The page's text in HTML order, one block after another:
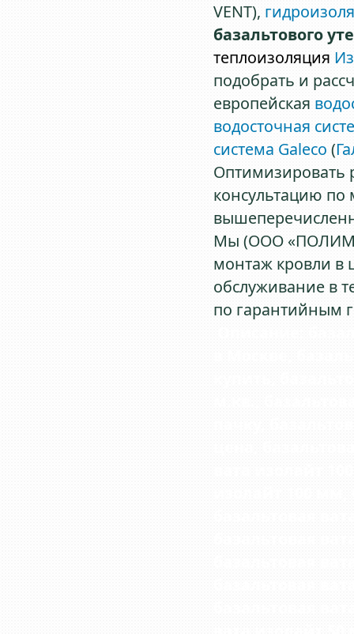
VENT),
базальтового
теплоизоляция
подобрать и
европейская
водосточная
система Galeco (
Оптимизировать
консультацию по
Мы (ООО
монтаж кровли в
обслуживание в
по гарантийным